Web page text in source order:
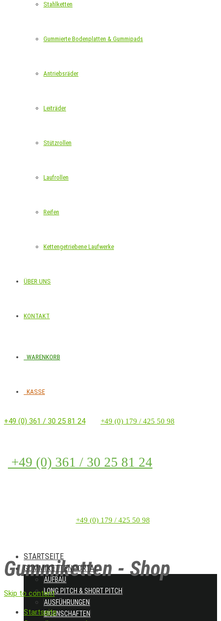
Stahlketten
Gummierte Bodenplatten & Gummipads
Antriebsräder
Leiträder
Stützrollen
Laufrollen
Reifen
Kettengetriebene Laufwerke
ÜBER UNS
KONTAKT
WARENKORB
KASSE
+49 (0) 361 / 30 25 81 24 +49 (0) 179 / 425 50 98
+49 (0) 361 / 30 25 81 24
+49 (0) 179 / 425 50 98
Gummiketten - Shop
STARTSEITE
GUMMIKETTENPORTAL
AUFBAU
LONG PITCH & SHORT PITCH
AUSFÜHRUNGEN
EIGENSCHAFTEN
Skip to content
Startseite